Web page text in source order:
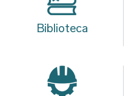
Biblioteca